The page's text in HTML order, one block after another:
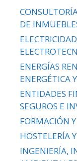
DE
ENERGÍAS
ENERGÉTICA
ENTIDADES
SEGUROS E
FORMACIÓN
HOSTELERÍA
INGENIERÍA,